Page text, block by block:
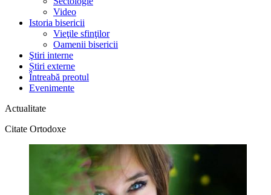
Video
Istoria bisericii
Vieţile sfinţilor
Oamenii bisericii
Ştiri interne
Știri externe
Întreabă preotul
Evenimente
Actualitate
Citate Ortodoxe